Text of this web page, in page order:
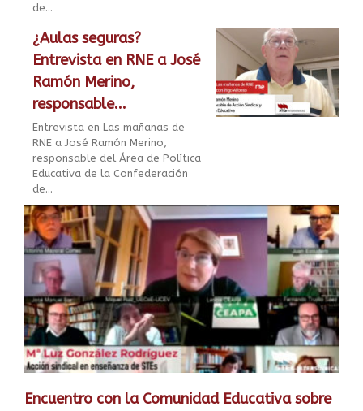
de...
¿Aulas seguras?
Entrevista en RNE a José
Ramón Merino,
responsable...
Entrevista en Las mañanas de
RNE a José Ramón Merino,
responsable del Área de Política
Educativa de la Confederación
de...
Encuentro con la Comunidad Educativa sobre